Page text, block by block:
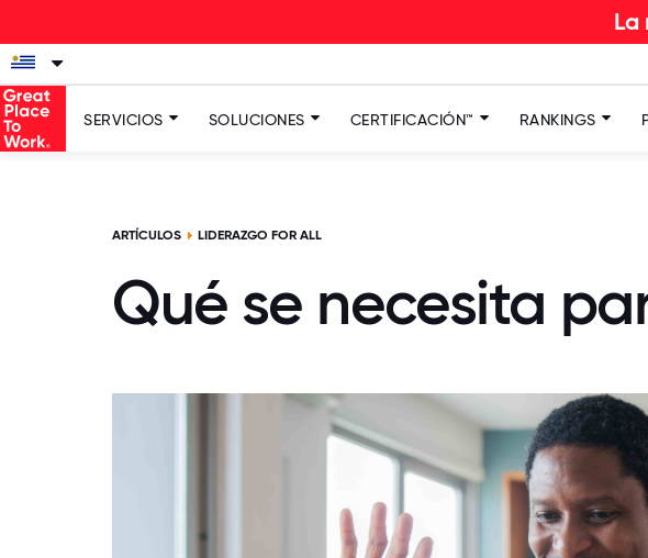
La nueva
SERVICIOS SOLUCIONES CERTIFICACIÓN™ RANKINGS
ARTÍCULOS LIDERAZGO FOR ALL
Qué se necesita